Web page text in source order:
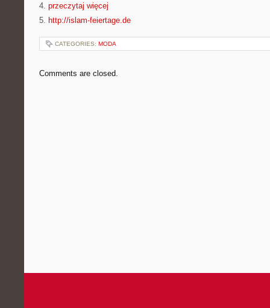
4. przeczytaj więcej
5. http://islam-feiertage.de
CATEGORIES: MODA
Comments are closed.